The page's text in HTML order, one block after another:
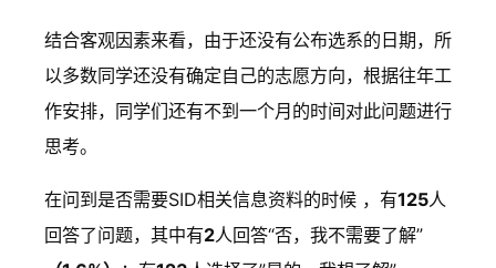
关
于
选
你
已
经
结合客观因素来看，由于还没有公布选系的日期，所
以多数同学还没有确定自己的志愿方向，根据往年工
作安排，同学们还有不到一个月的时间对此问题进行
思考。
在问到是否需要SID相关信息资料的时候 ，有125人
回答了问题，其中有2人回答“否，我不需要了解”